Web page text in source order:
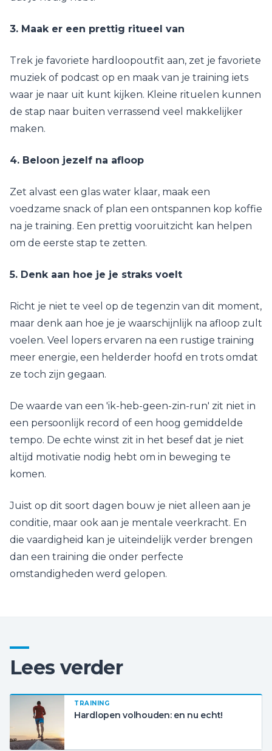
3. Maak er een prettig ritueel van
Trek je favoriete hardloopoutfit aan, zet je favoriete
muziek of podcast op en maak van je training iets
waar je naar uit kunt kijken. Kleine rituelen kunnen
de stap naar buiten verrassend veel makkelijker
maken.
4. Beloon jezelf na afloop
Zet alvast een glas water klaar, maak een
voedzame snack of plan een ontspannen kop koffie
na je training. Een prettig vooruitzicht kan helpen
om de eerste stap te zetten.
5. Denk aan hoe je je straks voelt
Richt je niet te veel op de tegenzin van dit moment,
maar denk aan hoe je je waarschijnlijk na afloop zult
voelen. Veel lopers ervaren na een rustige training
meer energie, een helderder hoofd en trots omdat
ze toch zijn gegaan.
De waarde van een 'ik-heb-geen-zin-run' zit niet in
een persoonlijk record of een hoog gemiddelde
tempo. De echte winst zit in het besef dat je niet
altijd motivatie nodig hebt om in beweging te
komen.
Juist op dit soort dagen bouw je niet alleen aan je
conditie, maar ook aan je mentale veerkracht. En
die vaardigheid kan je uiteindelijk verder brengen
dan een training die onder perfecte
omstandigheden werd gelopen.
Lees verder
TRAINING
Hardlopen volhouden: en nu echt!